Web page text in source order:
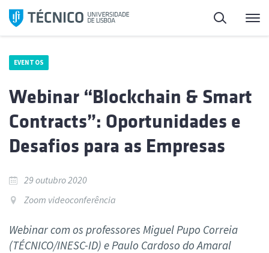
Saltar
para
Pesquisa
EVENTOS
Webinar “Blockchain & Smart
Contracts”: Oportunidades e
Desafios para as Empresas
29 outubro 2020
Zoom videoconferência
Webinar com os professores Miguel Pupo Correia
(TÉCNICO/INESC-ID) e Paulo Cardoso do Amaral